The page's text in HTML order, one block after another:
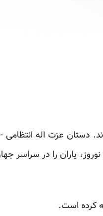
دستان عزت اله
یاران را در سراسر
کرده است.‏